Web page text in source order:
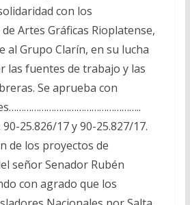
con los
Artes Gráficas Rioplatense,
al Grupo Clarín, en su lucha
las fuentes de trabajo y las
Se aprueba con
25.826/17 y 90-25.827/17.
de los proyectos de
señor Senador Rubén
con agrado que los